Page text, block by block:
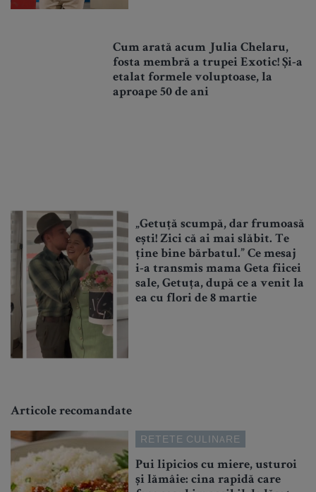
Cum arată acum Julia Chelaru,
fosta membră a trupei Exotic! Și-a
etalat formele voluptoase, la
aproape 50 de ani
„Getuță scumpă, dar frumoasă
ești! Zici că ai mai slăbit. Te
ține bine bărbatul.” Ce mesaj
i-a transmis mama Geta fiicei
sale, Getuța, după ce a venit la
ea cu flori de 8 martie
Articole recomandate
RETETE CULINARE
Pui lipicios cu miere, usturoi
și lămâie: cina rapidă care